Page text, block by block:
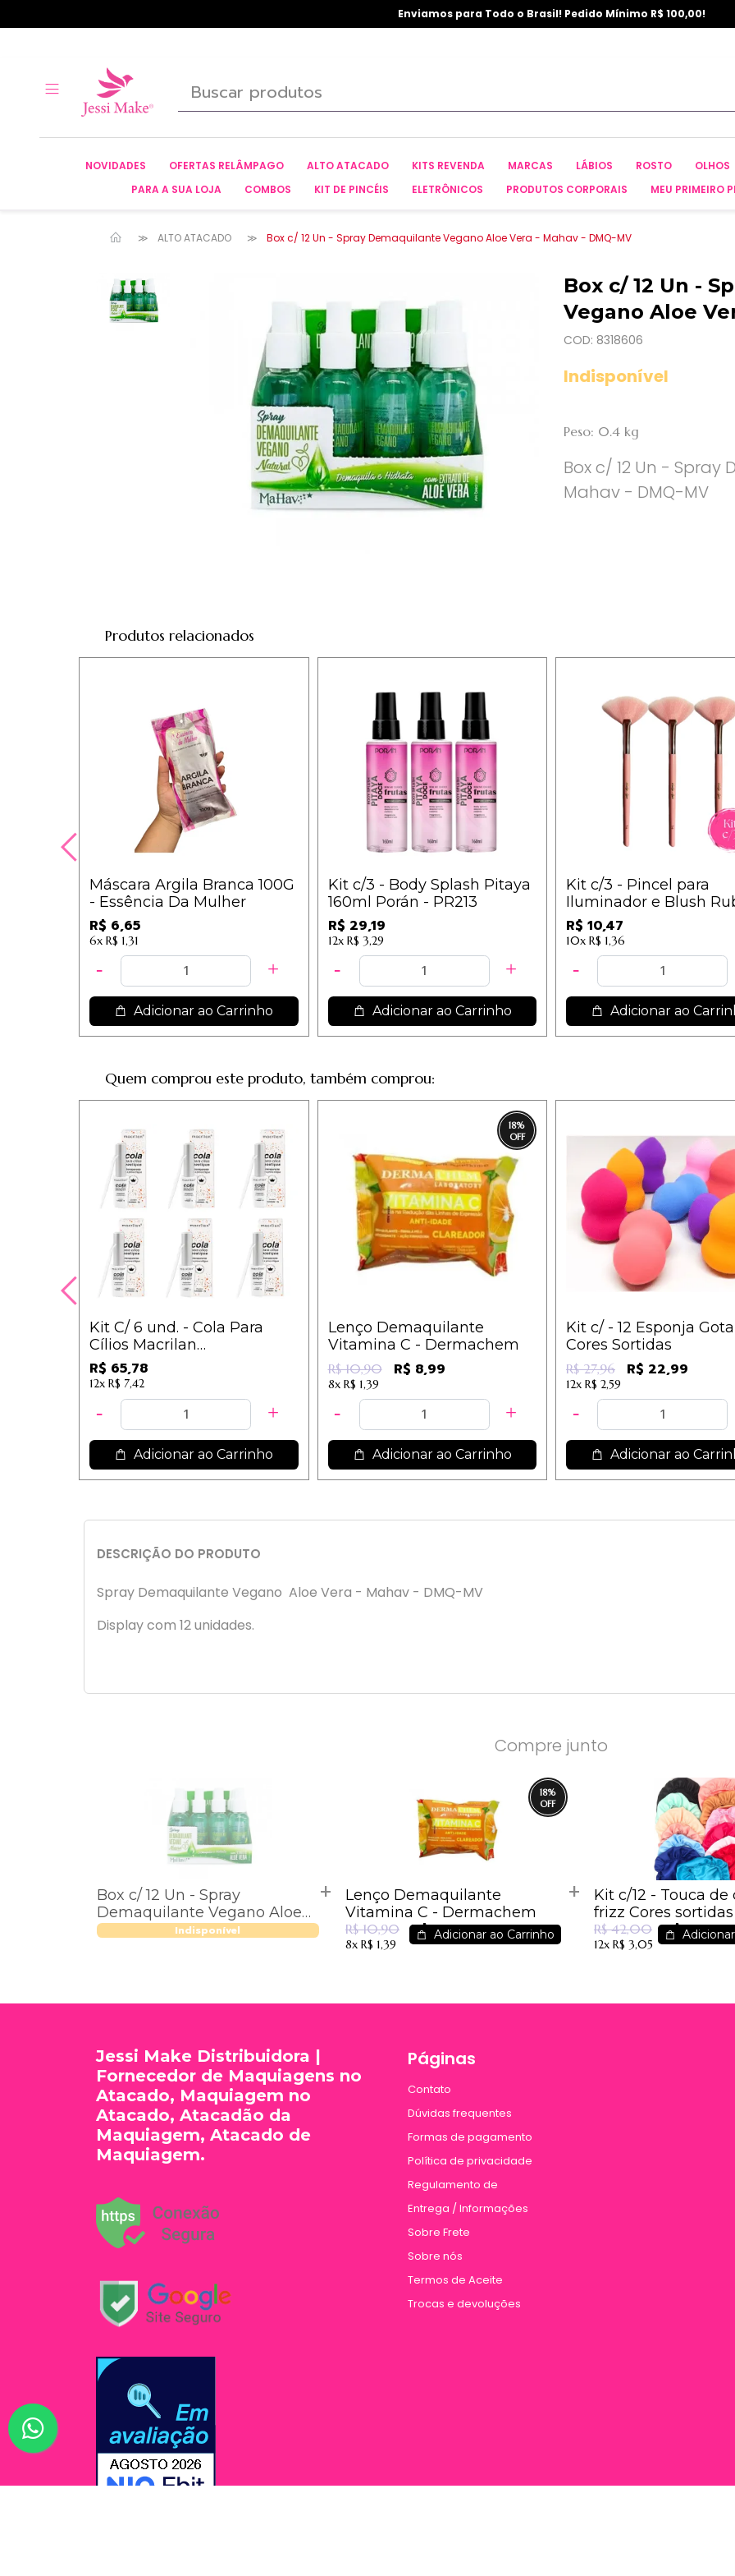
Enviamos para Todo o Brasil! Pedido Mínimo R$ 100,00!
NOVIDADES OFERTAS RELÂMPAGO ALTO ATACADO KITS REVENDA MARCAS LÁBIOS ROSTO
OLHOS
PARA A SUA LOJA
COMBOS KIT DE PINCÉIS ELETRÔNICOS PRODUTOS CORPORAIS MEU PRIMEIRO
ALTO ATACADO Box c/ 12 Un - Spray Demaquilante Vegano Aloe Vera - Mahav - DMQ-MV
Box c/ 12 Un -
Vegano Aloe
COD: 8318606
Indisponível
Peso: 0.4 kg
Box c/ 12 Un -
Mahav - DMQ-MV
Produtos relacionados
Máscara Argila Branca 100G
- Essência Da Mulher
R$ 6,65
6x R$ 1,31
Adicionar ao Carrinho
Kit c/3 - Body Splash Pitaya
160ml Porán - PR213
R$ 29,19
12x R$ 3,29
Adicionar ao Carrinho
Kit c/3 - Pincel para
Iluminador e Blush
Anjo - N14 / 3,49
R$ 10,47
10x R$ 1,36
Adicionar ao
Quem comprou este produto, também comprou:
Kit C/ 6 und. - Cola Para
Cílios Macrilan
Transparente CA-001 / 10,10
R$ 65,78
12x R$ 7,42
Adicionar ao Carrinho
18%
Lenço Demaquilante
Vitamina C - Dermachem
R$ 10,90 R$ 8,99
8x R$ 1,39
Adicionar ao Carrinho
Kit c/ - 12 Esponja
Cores Sortidas
R$ 27,96 R$ 22,99
12x R$ 2,59
Adicionar ao
DESCRIÇÃO DO PRODUTO
Spray Demaquilante Vegano Aloe Vera - Mahav - DMQ-MV
Display com 12 unidades.
Compre junto
Box c/ 12 Un - Spray
Demaquilante Vegano Aloe
Vera - Mahav - DMQ-MV
Indisponível
18%
Lenço Demaquilante
Vitamina C - Dermachem
R$ 10,90 R$ 8,99
8x R$ 1,39
Adicionar ao Carrinho
Kit c/12 - Touca
frizz Cores sortidas
R$ 42,00 R$ 27,00
12x R$ 3,05
Páginas
Contato
Dúvidas frequentes
Formas de pagamento
Política de privacidade
Regulamento de
Entrega / Informações
Sobre Frete
Sobre nós
Termos de Aceite
Trocas e devoluções
Jessi Make Distribuidora |
Fornecedor de Maquiagens no
Atacado, Maquiagem no
Atacado, Atacadão da
Maquiagem, Atacado de
Maquiagem.